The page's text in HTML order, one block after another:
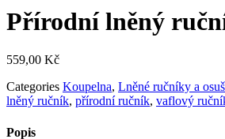
Přírodní lněný
559,00 Kč
Categories Koupelna, Lněné ručníky a
lněný ručník, přírodní ručník, vaflový
Popis